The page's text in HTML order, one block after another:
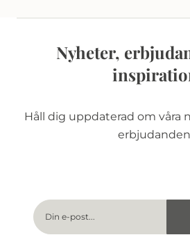
Nyheter,
Håll dig uppdaterad om våra